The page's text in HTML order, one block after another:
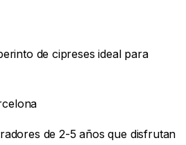
de cipreses ideal para
de 2-5 años que disfrutan